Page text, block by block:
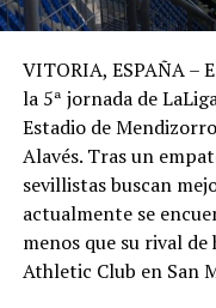
VITORIA, ESPAÑA –
la 5ª jornada de
Estadio de
Alavés. Tras un
sevillistas buscan
actualmente se
menos que su rival
Athletic Club en San